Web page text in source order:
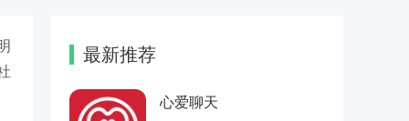
最新推荐
心爱聊天